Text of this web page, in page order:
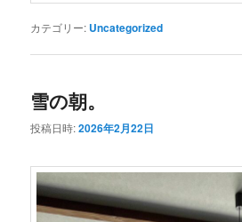
カテゴリー: Uncategorized
雪の朝。
投稿日時:2026年2月22日